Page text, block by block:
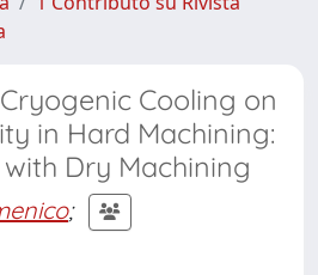
Cooling on
in Hard Machining:
Dry Machining
;